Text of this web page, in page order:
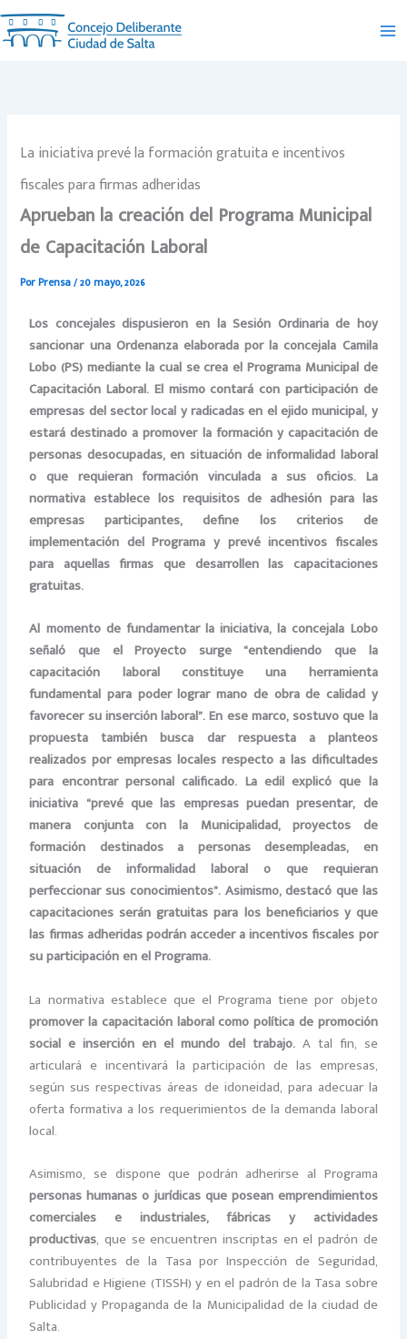
Ir
al
contenido
La iniciativa prevé la formación gratuita e incentivos
fiscales para firmas adheridas
Aprueban la creación del Programa Municipal
de Capacitación Laboral
PorPrensa/20 mayo, 2026
Los concejales dispusieron en la Sesión Ordinaria de hoy
sancionar una Ordenanza elaborada por la concejala Camila
Lobo (PS) mediante la cual se crea el Programa Municipal de
Capacitación Laboral. El mismo contará con participación de
empresas del sector local y radicadas en el ejido municipal, y
estará destinado a promover la formación y capacitación de
personas desocupadas, en situación de informalidad laboral
o que requieran formación vinculada a sus oficios. La
normativa establece los requisitos de adhesión para las
empresas participantes, define los criterios de
implementación del Programa y prevé incentivos fiscales
para aquellas firmas que desarrollen las capacitaciones
gratuitas.
Al momento de fundamentar la iniciativa, la concejala Lobo
señaló que el Proyecto surge “entendiendo que la
capacitación laboral constituye una herramienta
fundamental para poder lograr mano de obra de calidad y
favorecer su inserción laboral”. En ese marco, sostuvo que la
propuesta también busca dar respuesta a planteos
realizados por empresas locales respecto a las dificultades
para encontrar personal calificado. La edil explicó que la
iniciativa “prevé que las empresas puedan presentar, de
manera conjunta con la Municipalidad, proyectos de
formación destinados a personas desempleadas, en
situación de informalidad laboral o que requieran
perfeccionar sus conocimientos”. Asimismo, destacó que las
capacitaciones serán gratuitas para los beneficiarios y que
las firmas adheridas podrán acceder a incentivos fiscales por
su participación en el Programa.
La normativa establece que el Programa tiene por objeto
promover la capacitación laboral como política de promoción
social e inserción en el mundo del trabajo.A tal fin, se
articulará e incentivará la participación de las empresas,
según sus respectivas áreas de idoneidad, para adecuar la
oferta formativa a los requerimientos de la demanda laboral
local.
Asimismo, se dispone que podrán adherirse al Programa
personas humanas o jurídicas que posean emprendimientos
comerciales e industriales, fábricas y actividades
productivas, que se encuentren inscriptas en el padrón de
contribuyentes de la Tasa por Inspección de Seguridad,
Salubridad e Higiene (TISSH) y en el padrón de la Tasa sobre
Publicidad y Propaganda de la Municipalidad de la ciudad de
Salta.